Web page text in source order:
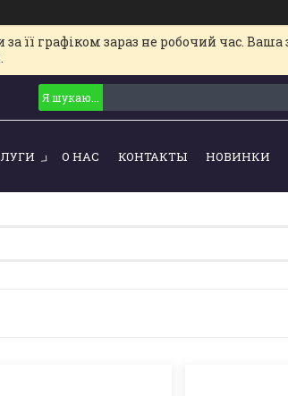
графіком зараз не робочий час. Ваша
О НАС КОНТАКТЫ НОВИНКИ